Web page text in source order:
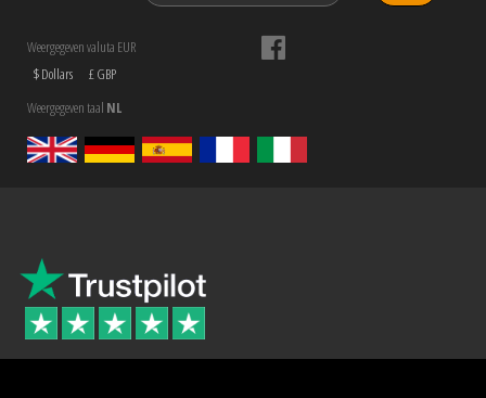
Weergegeven valuta EUR
$ Dollars
£ GBP
Weergegeven taal NL